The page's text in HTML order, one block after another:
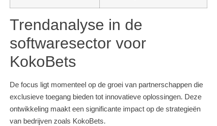
Trendanalyse in de
softwaresector voor
KokoBets
De focus ligt momenteel op de groei van partnerschappen die
exclusieve toegang bieden tot innovatieve oplossingen. Deze
ontwikkeling maakt een significante impact op de strategieën
van bedrijven zoals KokoBets.